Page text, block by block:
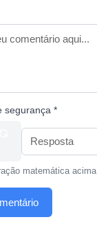
segurança *
matemática acima